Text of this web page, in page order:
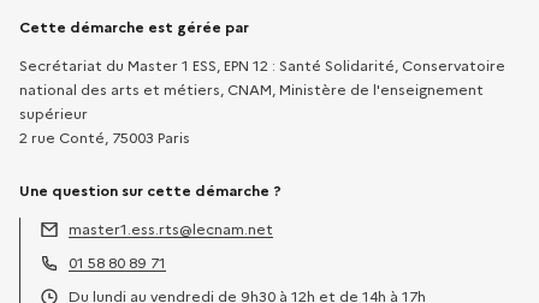
Informations sur la démarche
Cette démarche est gérée par
Secrétariat du Master 1 ESS, EPN 12 : Santé Solidarité, Conservatoire
national des arts et métiers, CNAM, Ministère de l'enseignement
supérieur
2 rue Conté, 75003 Paris
Une question sur cette démarche ?
Adresse électronique :
master1.ess.rts@lecnam.net
Téléphone :
01 58 80 89 71
Du lundi au vendredi de 9h30 à 12h et de 14h à 17h